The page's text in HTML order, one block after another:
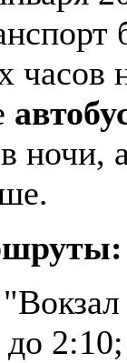
часов
ночи,
2:10;